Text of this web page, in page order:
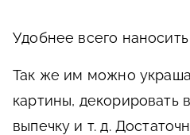
Удобнее всего
Так же им можно
картины, декорировать
выпечку и т. д.